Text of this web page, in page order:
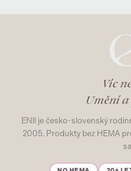
Víc
Umění
ENII je česko-slovenský
2005. Produkty bez HEMA